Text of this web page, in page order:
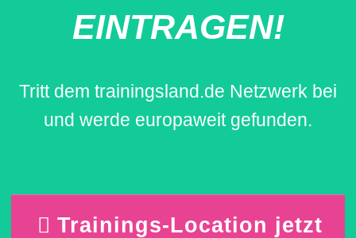
EINTRAGEN!
Tritt dem trainingsland.de Netzwerk bei
und werde europaweit gefunden.
Trainings-Location jetzt